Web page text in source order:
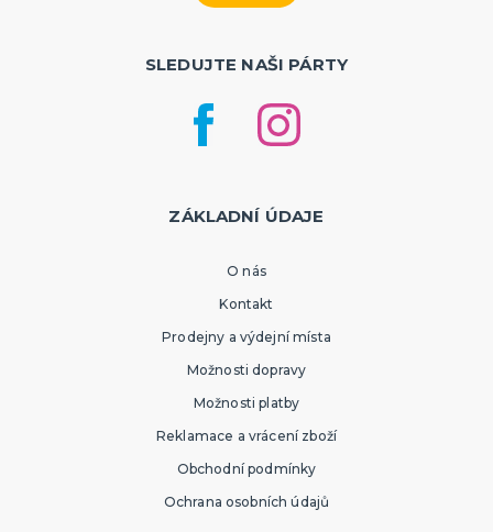
SLEDUJTE NAŠI PÁRTY
ZÁKLADNÍ ÚDAJE
O nás
Kontakt
Prodejny a výdejní místa
Možnosti dopravy
Možnosti platby
Reklamace a vrácení zboží
Obchodní podmínky
Ochrana osobních údajů